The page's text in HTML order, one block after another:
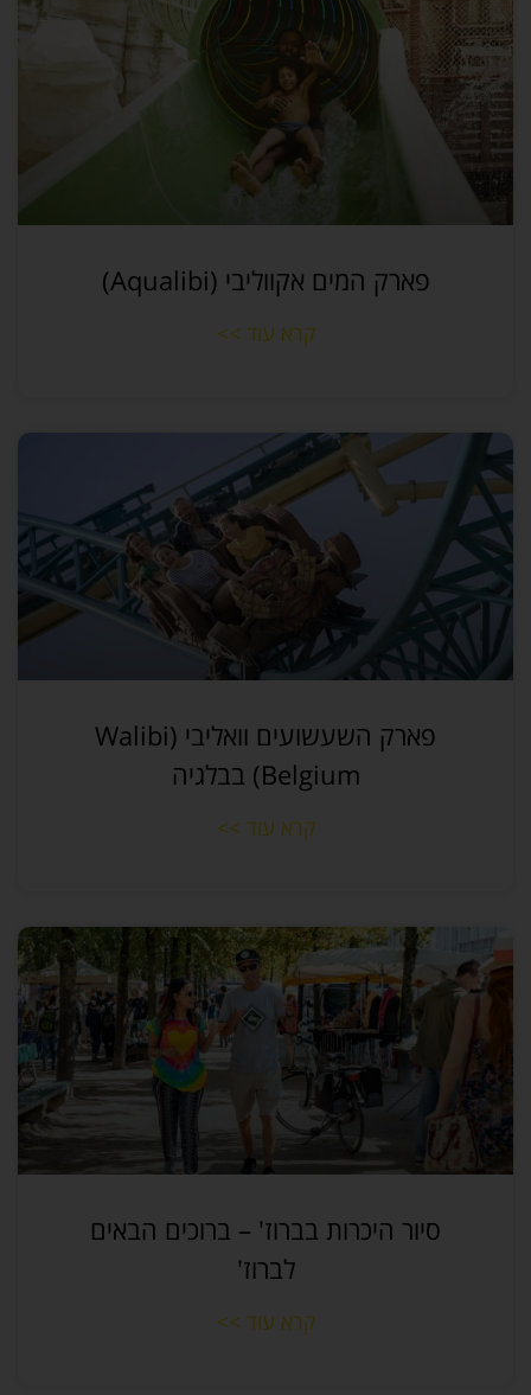
פארק המים אקווליבי (Aqualibi)
קרא עוד >>
פארק השעשועים וואליבי (Walibi
Belgium) בבלגיה
קרא עוד >>
סיור היכרות בברוז' – ברוכים הבאים
לברוז'
קרא עוד >>